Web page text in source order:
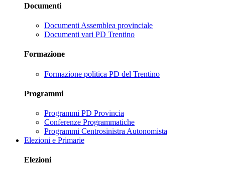
Documenti
Documenti Assemblea provinciale
Documenti vari PD Trentino
Formazione
Formazione politica PD del Trentino
Programmi
Programmi PD Provincia
Conferenze Programmatiche
Programmi Centrosinistra Autonomista
Elezioni e Primarie
Elezioni